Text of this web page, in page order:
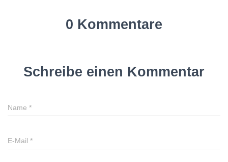
0 Kommentare
Schreibe einen Kommentar
Name *
E-Mail *